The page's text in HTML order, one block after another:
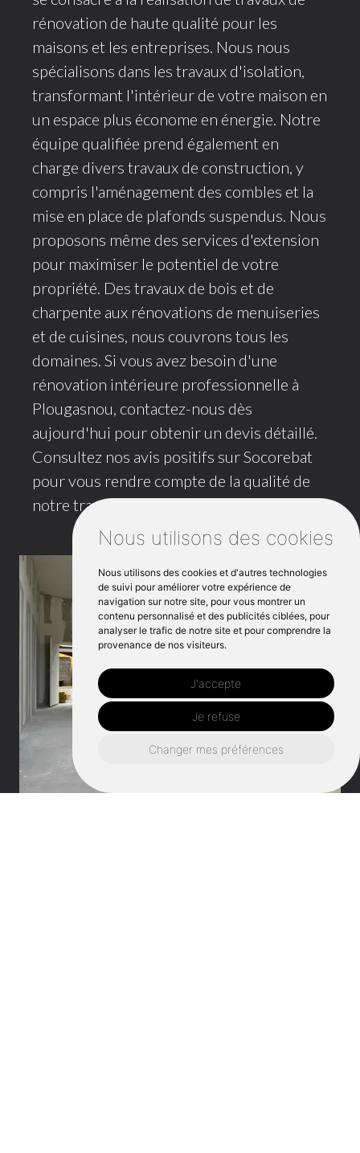
Nous utilisons des cookies
Nous utilisons des cookies et d'autres technologies
de suivi pour améliorer votre expérience de
navigation sur notre site, pour vous montrer un
contenu personnalisé et des publicités ciblées, pour
analyser le trafic de notre site et pour comprendre la
provenance de nos visiteurs.
J'accepte
Je refuse
Changer mes préférences
rénovation de haute qualité pour les
maisons et les entreprises. Nous nous
spécialisons dans les travaux d'isolation,
transformant l'intérieur de votre maison en
un espace plus économe en énergie. Notre
équipe qualifiée prend également en
charge divers travaux de construction, y
compris l'aménagement des combles et la
mise en place de plafonds suspendus. Nous
proposons même des services d'extension
pour maximiser le potentiel de votre
propriété. Des travaux de bois et de
charpente aux rénovations de menuiseries
et de cuisines, nous couvrons tous les
domaines. Si vous avez besoin d'une
rénovation intérieure professionnelle à
Plougasnou, contactez-nous dès
aujourd'hui pour obtenir un devis détaillé.
Consultez nos avis positifs sur Socorebat
pour vous rendre compte de la qualité de
notre travail !